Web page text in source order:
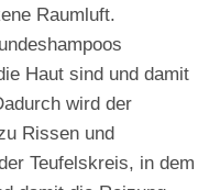
Raumluft.
Haut sind und damit
wird der
Rissen und
Teufelskreis, in dem